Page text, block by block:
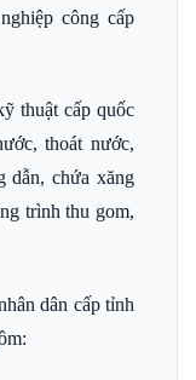
công cấp
thuật cấp quốc
thoát nước,
dẫn, chứa xăng
trình thu gom,
dân cấp tỉnh